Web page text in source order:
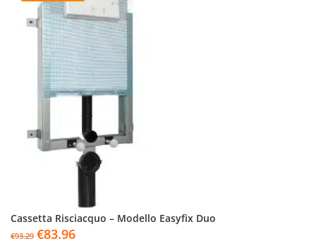
Cassetta Risciacquo – Modello Easyfix Duo
€93.29 €83.96